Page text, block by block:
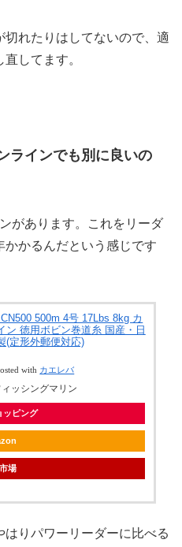
れたりはしてないので、適
してます。
ラインでも別に良いの
があります。これをリーダ
かるんだという感じです
500m 4号 17Lbs 8kg カ
ン 徳用ボビン巻道糸 国産・日
(定形外郵便対応)
with カエレバ
ィッシングマリン
ッピング
場
りパワーリーダーに比べる